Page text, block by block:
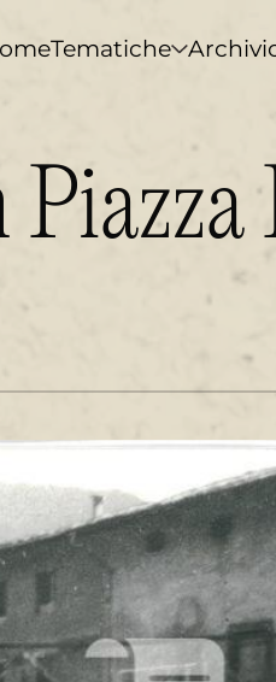
Tematiche